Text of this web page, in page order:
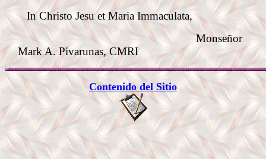
In Christo Jesu et Maria Immaculata,
Monseñor
Mark A. Pivarunas, CMRI
Contenido del Sitio